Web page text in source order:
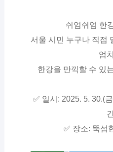
쉬엄쉬엄 한
서울 시민 누구나 직접
엄
한강을 만끽할 수 있
✅ 일시: 2025. 5. 30.(
✅ 장소: 뚝섬